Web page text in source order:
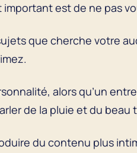
important est de ne pas
que cherche votre
alors qu’un
de la pluie et du beau
du contenu plus